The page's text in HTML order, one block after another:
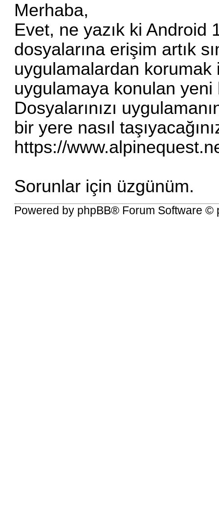
Merhaba,
Evet, ne yazık ki Android
dosyalarına erişim artık
uygulamalardan korumak
uygulamaya konulan yeni
Dosyalarınızı
bir yere nasıl
https://
Sorunlar için üzgünüm.
Powered by phpBB® Forum Software ©